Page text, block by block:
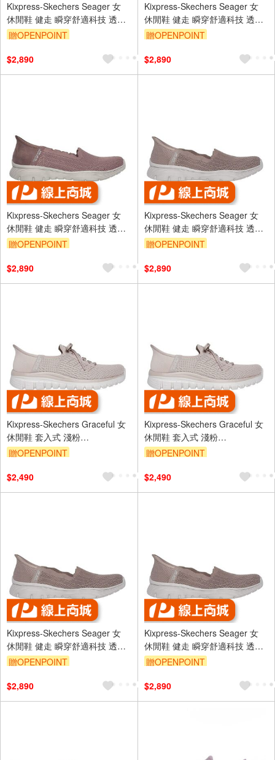
Kixpress-Skechers Seager 女
休閒鞋 健走 瞬穿舒適科技 透氣
緩震 藕粉 [158980MVE]
贈OPENPOINT
$2,890
Kixpress-Skechers Seager 女
休閒鞋 健走 瞬穿舒適科技 透氣
緩震 藕粉 [158980MVE]
贈OPENPOINT
$2,890
Kixpress-Skechers Seager 女
休閒鞋 健走 瞬穿舒適科技 透氣
緩震 藕粉 [158980MVE]
贈OPENPOINT
$2,890
Kixpress-Skechers Seager 女
休閒鞋 健走 瞬穿舒適科技 透氣
緩震 深米色 [158980DKTP]
贈OPENPOINT
$2,890
Kixpress-Skechers Graceful 女
休閒鞋 套入式 淺粉
[100736TPE]
贈OPENPOINT
$2,490
Kixpress-Skechers Graceful 女
休閒鞋 套入式 淺粉
[100736TPE]
贈OPENPOINT
$2,490
Kixpress-Skechers Seager 女
休閒鞋 健走 瞬穿舒適科技 透氣
緩震 深米色 [158980DKTP]
贈OPENPOINT
$2,890
Kixpress-Skechers Seager 女
休閒鞋 健走 瞬穿舒適科技 透氣
緩震 深米色 [158980DKTP]
贈OPENPOINT
$2,890